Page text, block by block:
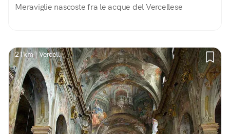
Meraviglie nascoste fra le acque del Vercellese
21km | Vercelli